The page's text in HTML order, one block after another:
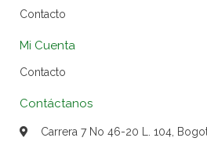
Contacto
Mi Cuenta
Contacto
Contáctanos
Carrera 7 No 46-20 L. 104,